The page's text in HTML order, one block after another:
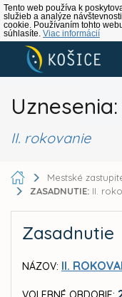
Tento web používa k
služieb a analýze
cookie. Používaním tohto
súhlasíte. Viac informácií
Uznesenia:
II. rokovanie
Mestské
ZASADNUTIE: II.
Zasadnutie
NÁZOV: II.